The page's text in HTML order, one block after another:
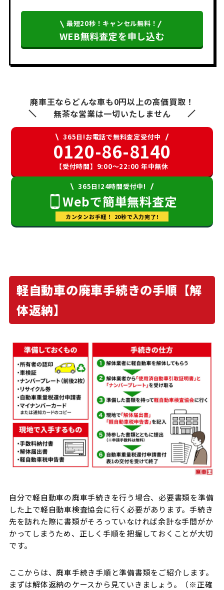
最短20秒！キャンセル無料！
WEB無料査定を申し込む
廃車王ならどんな車も0円以上の高価買取！
無茶な営業は一切いたしません
365日!お電話で無料査定受付中
0120-86-8140
【受付時間】9:00〜22:00 年中無休
365日!24時間受付中!
Webで簡単無料査定
カンタンお手軽！ 20秒で入力完了!
軽自動車の廃車手続きの手順【解
体返納】
自分で軽自動車の廃車手続きを行う場合、必要書類を準備
した上で軽自動車検査協会に行く必要があります。手続き
先を訪れた際に書類がそろっていなければ余計な手間がか
かってしまうため、正しく手順を把握しておくことが大切
です。
ここからは、廃車手続き手順と準備書類をご紹介します。
まずは解体返納のケースから見ていきましょう。（※正確